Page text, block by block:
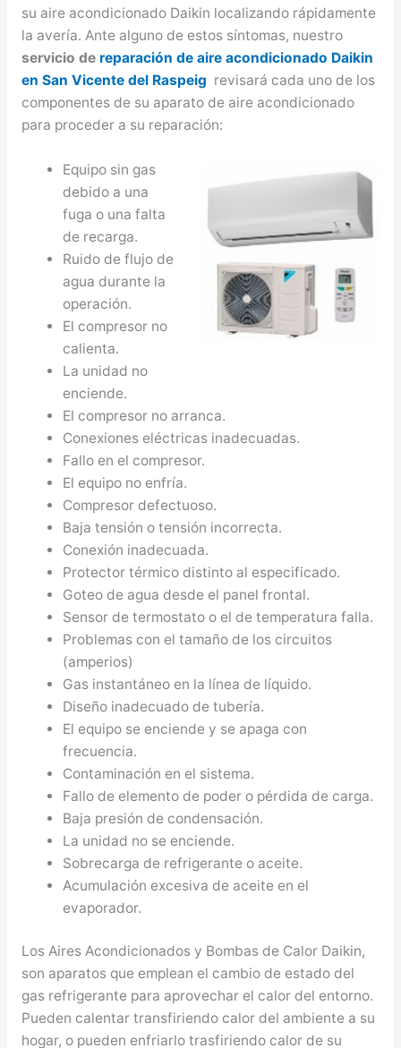
su aire acondicionado Daikin localizando rápidamente
la avería. Ante alguno de estos síntomas, nuestro
servicio dereparación de aire acondicionado Daikin
en San Vicente del Raspeig revisará cada uno de los
componentes de su aparato de aire acondicionado
para proceder a su reparación:
Equipo sin gas
debido a una
fuga o una falta
de recarga.
Ruido de flujo de
agua durante la
operación.
El compresor no
calienta.
La unidad no
enciende.
El compresor no arranca.
Conexiones eléctricas inadecuadas.
Fallo en el compresor.
El equipo no enfría.
Compresor defectuoso.
Baja tensión o tensión incorrecta.
Conexión inadecuada.
Protector térmico distinto al especificado.
Goteo de agua desde el panel frontal.
Sensor de termostato o el de temperatura falla.
Problemas con el tamaño de los circuitos
(amperios)
Gas instantáneo en la línea de líquido.
Diseño inadecuado de tubería.
El equipo se enciende y se apaga con
frecuencia.
Contaminación en el sistema.
Fallo de elemento de poder o pérdida de carga.
Baja presión de condensación.
La unidad no se enciende.
Sobrecarga de refrigerante o aceite.
Acumulación excesiva de aceite en el
evaporador.
Los Aires Acondicionados y Bombas de Calor Daikin,
son aparatos que emplean el cambio de estado del
gas refrigerante para aprovechar el calor del entorno.
Pueden calentar transfiriendo calor del ambiente a su
hogar, o pueden enfriarlo trasfiriendo calor de su